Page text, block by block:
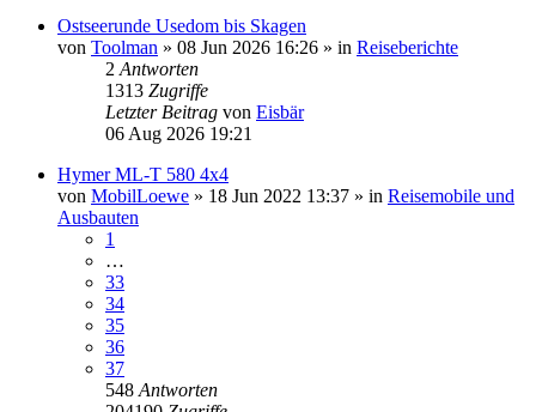
Ostseerunde Usedom bis Skagen
von Toolman » 08 Jun 2026 16:26 » in Reiseberichte
2 Antworten
1313 Zugriffe
Letzter Beitrag von Eisbär
06 Aug 2026 19:21
Hymer ML-T 580 4x4
von MobilLoewe » 18 Jun 2022 13:37 » in Reisemobile und
Ausbauten
1
…
33
34
35
36
37
548 Antworten